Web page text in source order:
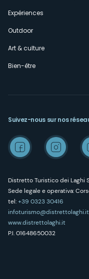
Expériences
Outdoor
Art & culture
Bien-être
Distretto Turistico dei Laghi
Sede legale e operativa:
tel:+39 0323 30416
infoturismo@distrettolaghi.it
www.distrettolaghi.it
P.I. 01648650032
Suivez-nous sur nos